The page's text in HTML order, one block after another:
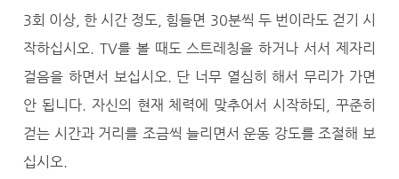
3회 이상, 한 시간 정도, 힘들면 30분씩 두 번이라도 걷기 시
작하십시오. TV를 볼 때도 스트레칭을 하거나 서서 제자리
걸음을 하면서 보십시오. 단 너무 열심히 해서 무리가 가면
안 됩니다. 자신의 현재 체력에 맞추어서 시작하되, 꾸준히
걷는 시간과 거리를 조금씩 늘리면서 운동 강도를 조절해 보
십시오.